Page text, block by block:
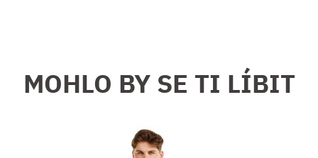
MOHLO BY SE TI LÍBIT